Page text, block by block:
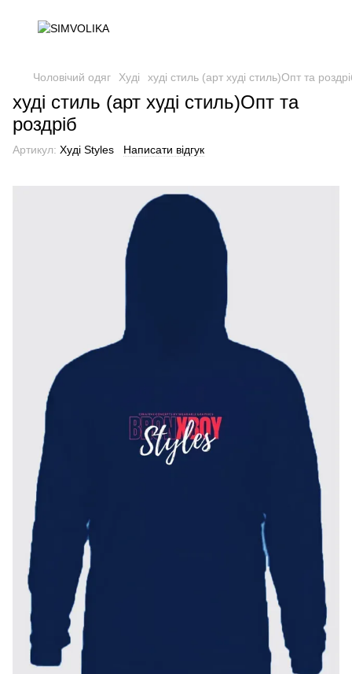
Чоловічий одяг Худі худі стиль (арт худі стиль)Опт та
худі стиль (арт худі стиль)Опт та
роздріб
Артикул: Худі Styles Написати відгук